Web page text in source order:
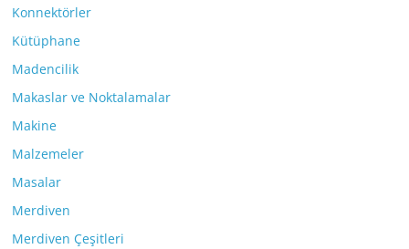
Konnektörler
Kütüphane
Madencilik
Makaslar ve Noktalamalar
Makine
Malzemeler
Masalar
Merdiven
Merdiven Çeşitleri